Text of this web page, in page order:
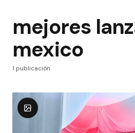
mejores
mexico
1 publicación